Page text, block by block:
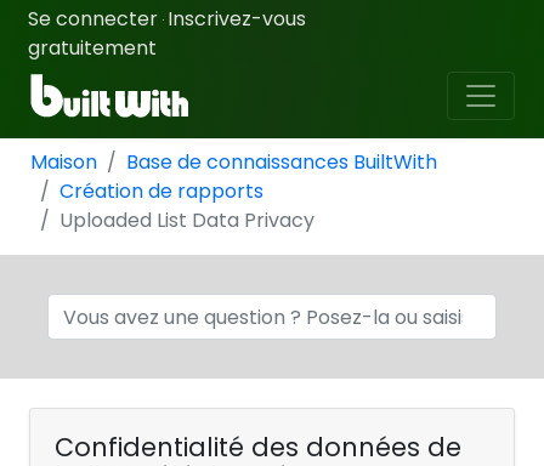
Se connecter · Inscrivez-vous
gratuitement
Maison
Base de connaissances BuiltWith
Création de rapports
Uploaded List Data Privacy
Confidentialité des données de